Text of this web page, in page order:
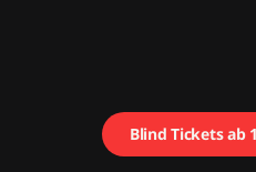
Blind Tickets ab